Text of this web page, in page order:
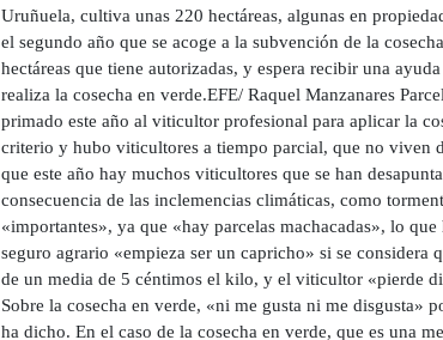
Uruñuela, cultiva unas 220 hectáreas, algunas en
el segundo año que se acoge a la subvención de la
hectáreas que tiene autorizadas, y espera recibir una
realiza la cosecha en verde.EFE/ Raquel Manzanares
primado este año al viticultor profesional para aplicar la
criterio y hubo viticultores a tiempo parcial, que no viven
que este año hay muchos viticultores que se han
consecuencia de las inclemencias climáticas, como
«importantes», ya que «hay parcelas machacadas», lo
seguro agrario «empieza ser un capricho» si se
de un media de 5 céntimos el kilo, y el viticultor «pierde
Sobre la cosecha en verde, «ni me gusta ni me disgusta»
ha dicho. En el caso de la cosecha en verde, que es una